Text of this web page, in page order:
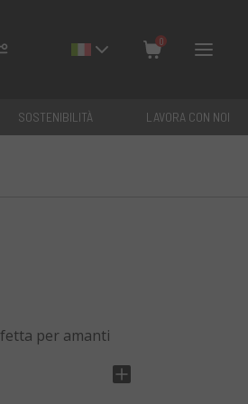
0
Chiudi
SOSTENIBILITÀ LAVORA CON NOI
per amanti